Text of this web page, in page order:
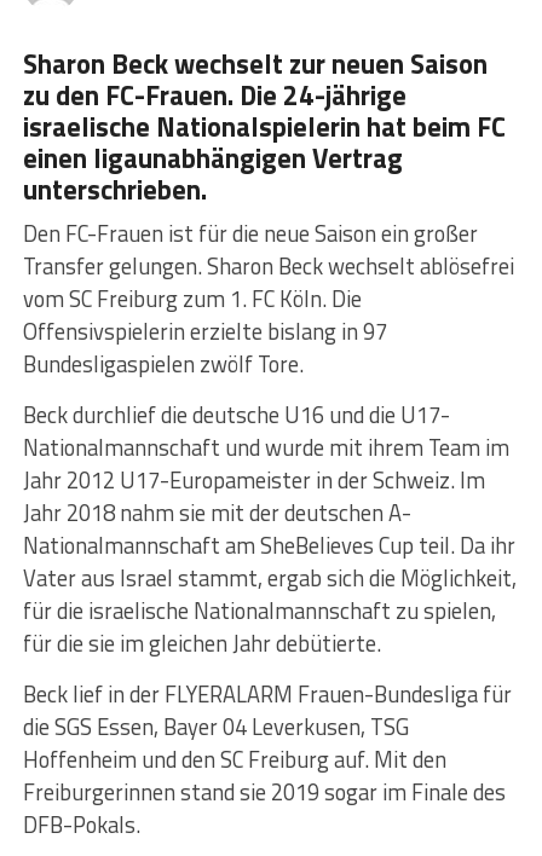
Sharon Beck wechselt zur neuen Saison
zu den FC-Frauen. Die 24-jährige
israelische Nationalspielerin hat beim FC
einen ligaunabhängigen Vertrag
unterschrieben.
Den FC-Frauen ist für die neue Saison ein großer
Transfer gelungen. Sharon Beck wechselt ablösefrei
vom SC Freiburg zum 1. FC Köln. Die
Offensivspielerin erzielte bislang in 97
Bundesligaspielen zwölf Tore.
Beck durchlief die deutsche U16 und die U17-
Nationalmannschaft und wurde mit ihrem Team im
Jahr 2012 U17-Europameister in der Schweiz. Im
Jahr 2018 nahm sie mit der deutschen A-
Nationalmannschaft am SheBelieves Cup teil. Da ihr
Vater aus Israel stammt, ergab sich die Möglichkeit,
für die israelische Nationalmannschaft zu spielen,
für die sie im gleichen Jahr debütierte.
Beck lief in der FLYERALARM Frauen-Bundesliga für
die SGS Essen, Bayer 04 Leverkusen, TSG
Hoffenheim und den SC Freiburg auf. Mit den
Freiburgerinnen stand sie 2019 sogar im Finale des
DFB-Pokals.